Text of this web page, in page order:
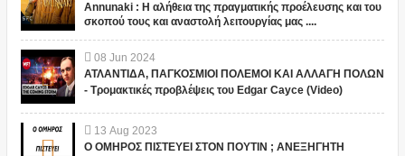
Annunaki : Η αλήθεια της πραγματικής προέλευσης και του
σκοπού τους και αναστολή λειτουργίας μας ....
08 Jun 2024
ΑΤΛΑΝΤΙΔΑ, ΠΑΓΚΟΣΜΙΟΙ ΠΟΛΕΜΟΙ ΚΑΙ ΑΛΛΑΓΗ ΠΟΛΩΝ
- Τρομακτικές προβλέψεις του Edgar Cayce (Video)
13 Aug 2023
Ο ΟΜΗΡΟΣ ΠΙΣΤΕΥΕΙ ΣΤΟΝ ΠΟΥΤΙΝ ; ΑΝΕΞΗΓΗΤΗ